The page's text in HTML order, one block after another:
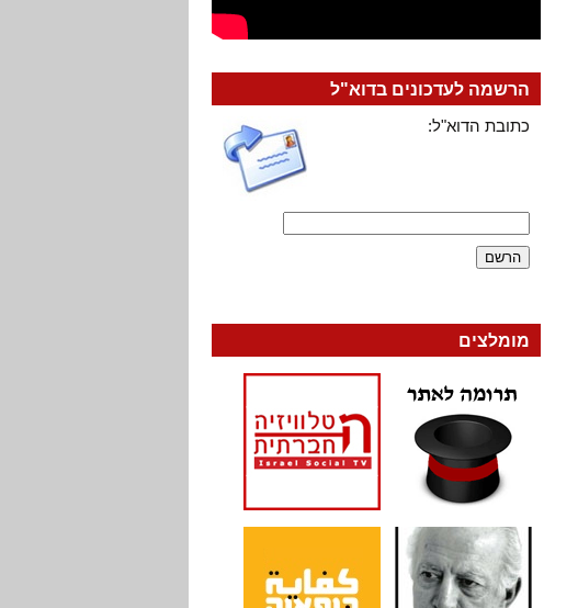
הרשמה לעדכונים בדוא"ל
כתובת הדוא"ל:
מומלצים